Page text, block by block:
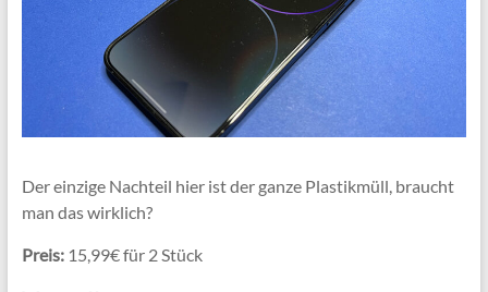
Der einzige Nachteil hier ist der ganze Plastikmüll, braucht
man das wirklich?
Preis:15,99€ für 2 Stück